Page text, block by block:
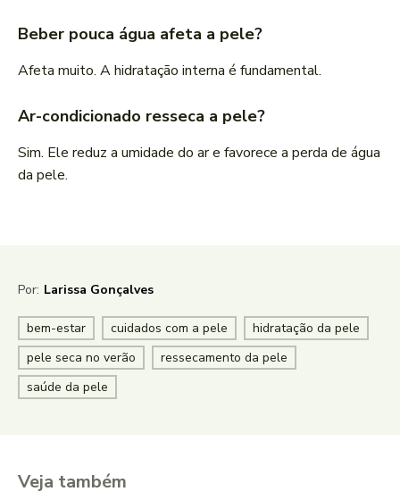
Beber pouca água afeta a pele?
Afeta muito. A hidratação interna é fundamental.
Ar-condicionado resseca a pele?
Sim. Ele reduz a umidade do ar e favorece a perda de água
da pele.
Por: Larissa Gonçalves
bem-estar cuidados com a pele
hidratação da pele
pele seca no verão
ressecamento da pele
saúde da pele
Veja também